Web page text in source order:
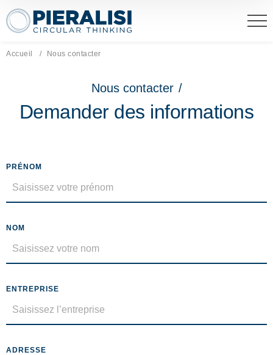
Pieralisi Maip Spa
Accueil Page actuelle:
Nous contacter
Nous contacter /
Demander des informations
PRÉNOM
NOM
ENTREPRISE
ADRESSE